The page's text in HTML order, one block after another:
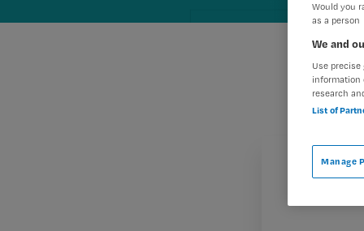
Would you
as a person
We and
Use
information
research
List of
Manage